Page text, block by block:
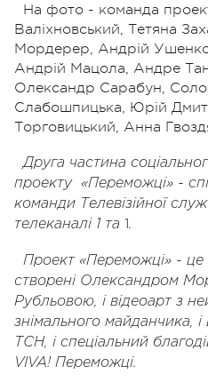
На фото - команда
Валіхновський, Тетяна
Мордерер, Андрій
Андрій Мацола, Андре
Олександр Сарабун,
Слабошпицька, Юрій
Торговицький, Анна
Друга частина
проекту «Переможці» -
команди Телевізійної
телеканалі 1 та 1.
Проект «Переможці» - це
створені Олександром
Рубльовою, і відеоарт з
знімального майданчика,
ТСН, і спеціальний
VIVA! Переможці.